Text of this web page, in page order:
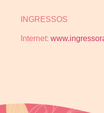
INGRESSOS
Internet: